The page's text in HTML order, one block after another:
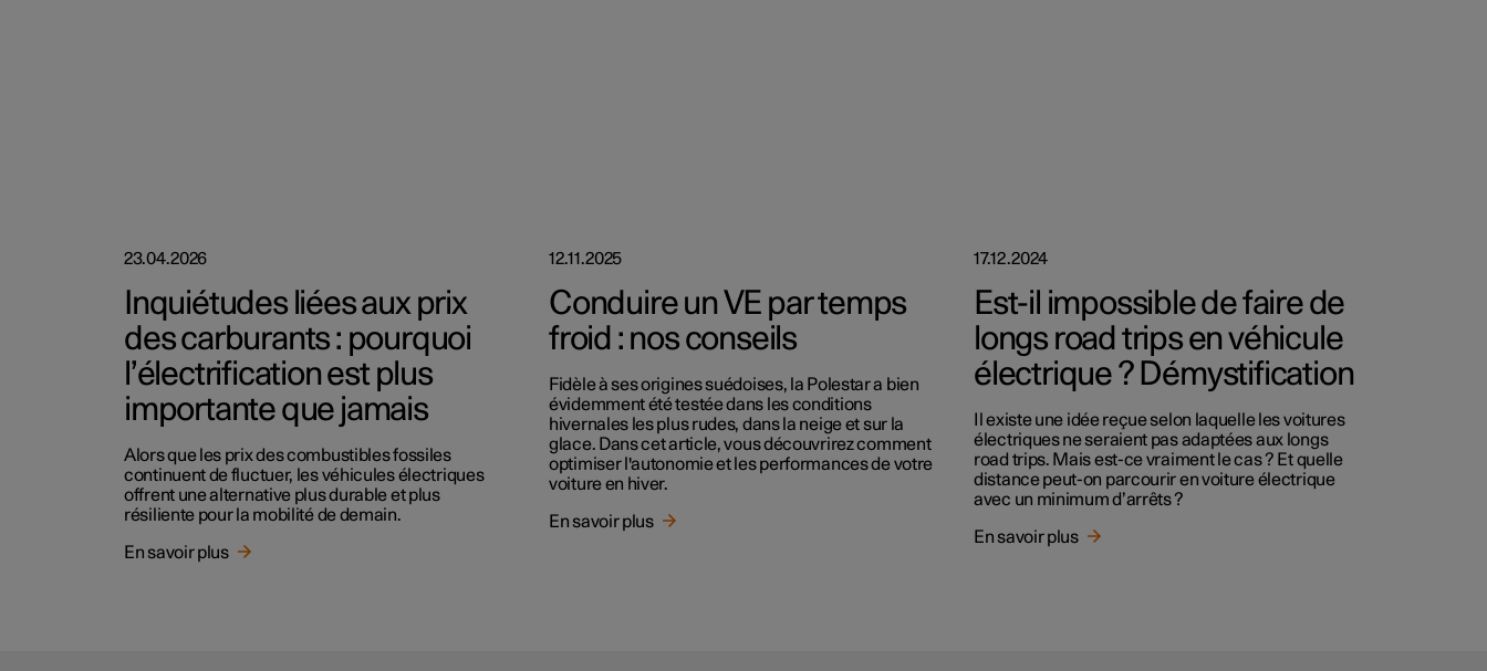
23.04.2026
Inquiétudes liées aux prix
des carburants : pourquoi
l’électrification est plus
importante que jamais
Alors que les prix des combustibles fossiles
continuent de fluctuer, les véhicules électriques
offrent une alternative plus durable et plus
résiliente pour la mobilité de demain.
En savoir plus
12.11.2025
Conduire un VE par temps
froid : nos conseils
Fidèle à ses origines suédoises, la Polestar a bien
évidemment été testée dans les conditions
hivernales les plus rudes, dans la neige et sur la
glace. Dans cet article, vous découvrirez comment
optimiser l'autonomie et les performances de votre
voiture en hiver.
En savoir plus
17.12.2024
Est-il impossible de faire de
longs road trips en véhicule
électrique ? Démystification
Il existe une idée reçue selon laquelle les voitures
électriques ne seraient pas adaptées aux longs
road trips. Mais est-ce vraiment le cas ? Et quelle
distance peut-on parcourir en voiture électrique
avec un minimum d’arrêts ?
En savoir plus